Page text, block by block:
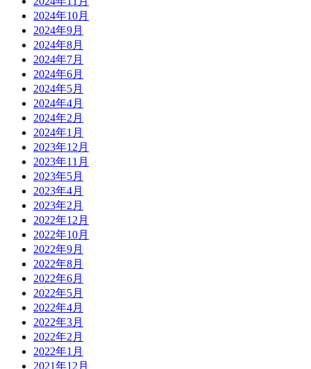
2024年10月
2024年9月
2024年8月
2024年7月
2024年6月
2024年5月
2024年4月
2024年2月
2024年1月
2023年12月
2023年11月
2023年5月
2023年4月
2023年2月
2022年12月
2022年10月
2022年9月
2022年8月
2022年6月
2022年5月
2022年4月
2022年3月
2022年2月
2022年1月
2021年12月